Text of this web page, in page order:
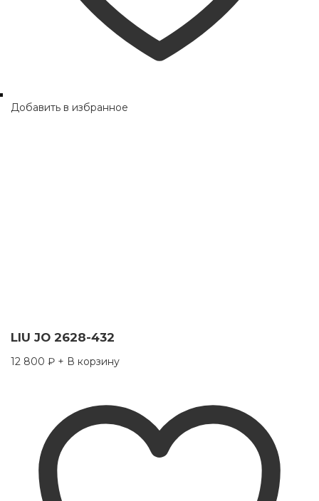
Добавить в избранное
LIU JO 2628-432
12 800 ₽ + В корзину